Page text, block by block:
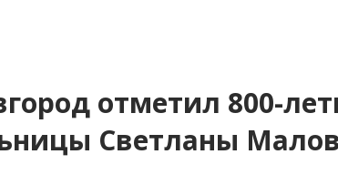
отметил 800-
Светланы